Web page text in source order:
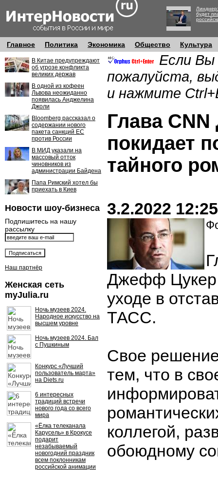
будет
Главное Политика Экономика Общество Культура
В Китае предупреждают
об угрозе конфликта
великих держав
В одной из кофеен
Львова неожиданно
появилась Анджелина
Джоли
Bloomberg рассказал о
содержании нового
пакета санкций ЕС
против России
В МИД указали на
массовый отток
чиновников из
администрации Байдена
Папа Римский хотел бы
приехать в Киев
Новости шоу-бизнеса
Подпишитесь на нашу
рассылку
Наш партнёр
Женская сеть
myJulia.ru
Ночь музеев 2024.
Народное искусство на
высшем уровне
Ночь музеев 2024. Бал
с Пушкиным
Конкурс «Лучший
пользователь марта»
на Diets.ru
6 интересных
традиций встречи
нового года со всего
мира
«Ёлка телеканала
Карусель» в Крокусе
подарит
незабываемый
новогодний праздник
всем поклонникам
российской анимации
Если Вы
пожалуйста,
и нажмите
Глава
покидает
тайного
3.2.2022 12:25
Джефф Цукер
уходе в
ТАСС.
Свое
тем, что в
коллегой,
обоюдному